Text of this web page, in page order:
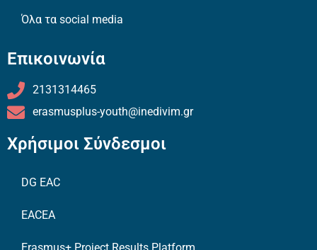
Όλα τα social media
Επικοινωνία
2131314465
erasmusplus-youth@inedivim.gr
Χρήσιμοι Σύνδεσμοι
DG EAC
EACEA